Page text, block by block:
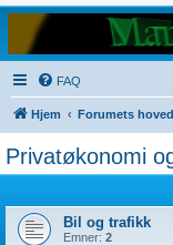
FAQ
Hjem Forumets
Privatøkonomi
Bil og trafikk
Emner: 2